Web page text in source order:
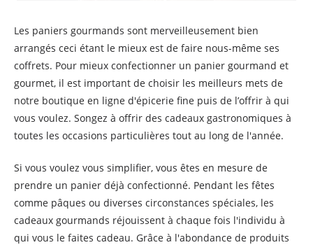
Les paniers gourmands sont merveilleusement bien
arrangés ceci étant le mieux est de faire nous-même ses
coffrets. Pour mieux confectionner un panier gourmand et
gourmet, il est important de choisir les meilleurs mets de
notre boutique en ligne d'épicerie fine puis de l’offrir à qui
vous voulez. Songez à offrir des cadeaux gastronomiques à
toutes les occasions particulières tout au long de l'année.
Si vous voulez vous simplifier, vous êtes en mesure de
prendre un panier déjà confectionné. Pendant les fêtes
comme pâques ou diverses circonstances spéciales, les
cadeaux gourmands réjouissent à chaque fois l'individu à
qui vous le faites cadeau. Grâce à l'abondance de produits